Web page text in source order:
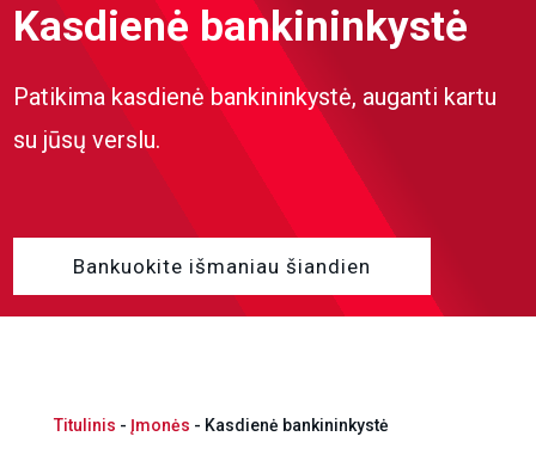
Kasdienė bankininkystė
Patikima kasdienė bankininkystė, auganti kartu
su jūsų verslu.
Bankuokite išmaniau šiandien
Titulinis - Įmonės - Kasdienė bankininkystė